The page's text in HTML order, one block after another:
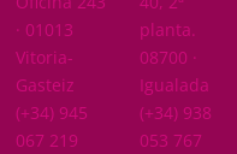
· 01013
Vitoria-
Gasteiz
(+34) 945
067 219
planta.
08700 ·
Igualada
(+34) 938
053 767